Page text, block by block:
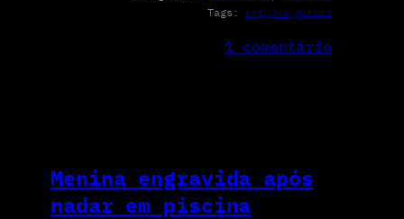
Tags: segunda guerra
1 comentário
Menina engravida após
nadar em piscina